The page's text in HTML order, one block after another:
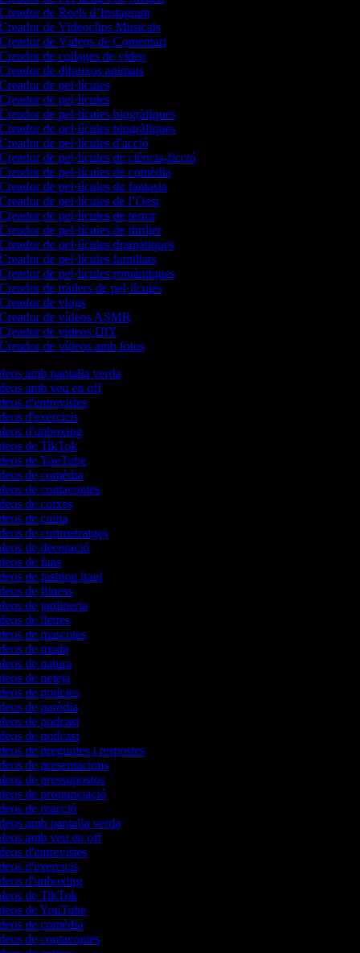
de Reels d’Instagram
de Videoclips Musicals
de Vídeos de Comentari
de collages de vídeo
de dibuixos animats
de pel·lícules
de pel·lícules
de pel·lícules biogràfiques
de pel·lícules biogràfiques
de pel·lícules d'acció
de pel·lícules de ciència-ficció
de pel·lícules de comèdia
de pel·lícules de fantasia
de pel·lícules de l’Oest
de pel·lícules de terror
de pel·lícules de thriller
de pel·lícules dramàtiques
de pel·lícules familiars
de pel·lícules romàntiques
de tràilers de pel·lícules
de vlogs
de vídeos ASMR
de vídeos DIY
de vídeos amb fotos
amb pantalla verda
amb veu en off
d'entrevistes
d'exercicis
d'unboxing
de TikTok
de YouTube
de comèdia
de contacontes
de cotxes
de cuina
de curtmetratges
de decoració
de fans
de fashion haul
de fitness
de jardineria
de lletres
de mascotes
de moda
de natura
de neteja
de notícies
de paròdia
de podcast
de podcast
de preguntes i respostes
de presentacions
de pressupostos
de pronunciació
de reacció
amb pantalla verda
amb veu en off
d'entrevistes
d'exercicis
d'unboxing
de TikTok
de YouTube
de comèdia
de contacontes